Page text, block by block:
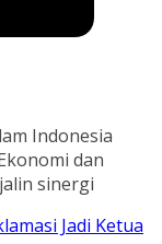
Indonesia
dan
sinergi